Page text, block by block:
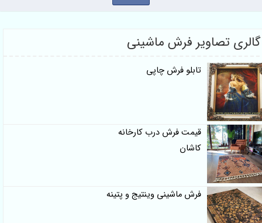
تصاویر فرش ماشینی
تابلو فرش چاپی
قیمت فرش درب کارخانه
کاشان
فرش ماشینی وینتیج و پتینه